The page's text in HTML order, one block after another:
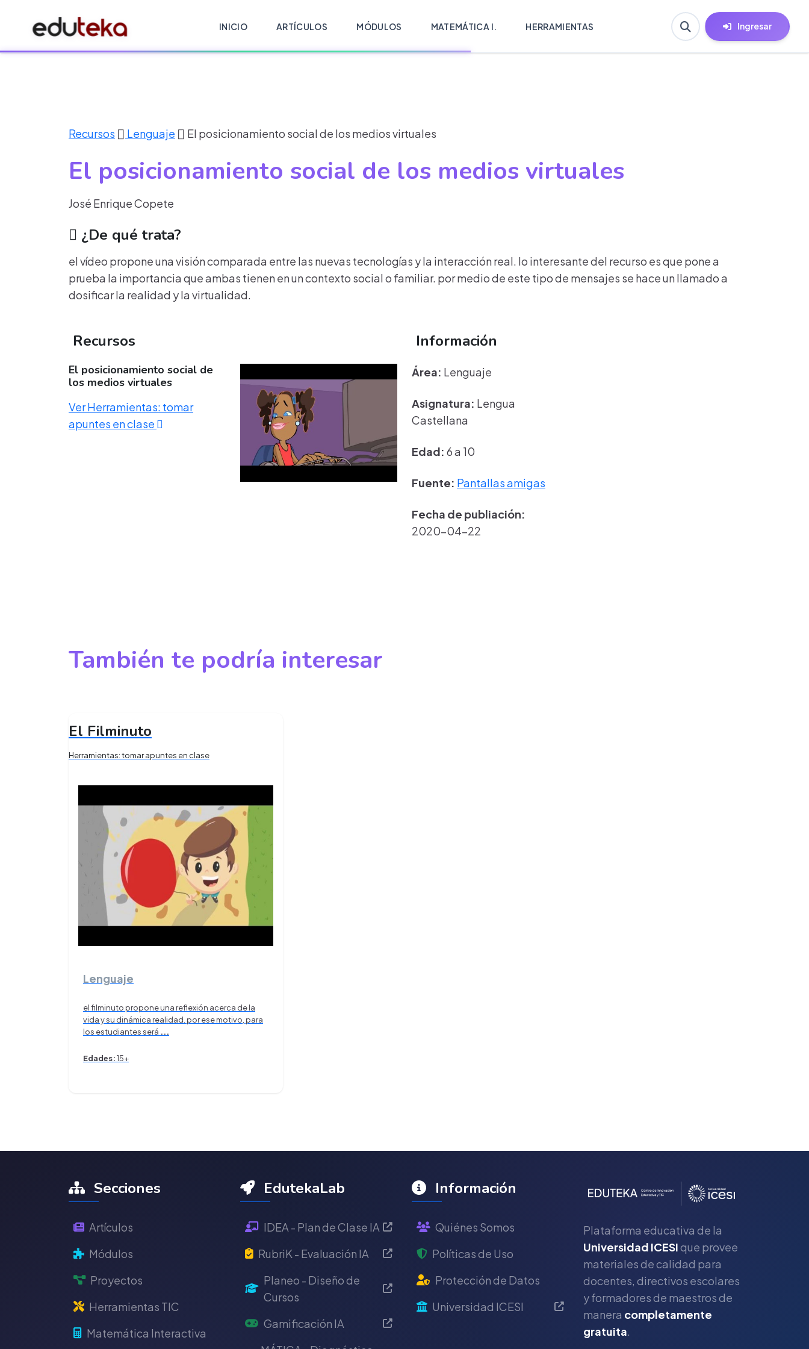
INICIO ARTÍCULOS MÓDULOS MATEMÁTICA I. HERRAMIENTAS Ingresar
Recursos Lenguaje El posicionamiento social de los medios virtuales
El posicionamiento social de los medios virtuales
José Enrique Copete
¿De qué trata?
el vídeo propone una visión comparada entre las nuevas tecnologías y la interacción real. lo interesante del recurso es que pone a
prueba la importancia que ambas tienen en un contexto social o familiar. por medio de este tipo de mensajes se hace un llamado a
dosificar la realidad y la virtualidad.
Recursos
El posicionamiento social de
los medios virtuales
Ver Herramientas: tomar
apuntes en clase
Información
Área: Lenguaje
Asignatura: Lengua
Castellana
Edad: 6 a 10
Fuente: Pantallas amigas
Fecha de publiación:
2020-04-22
También te podría interesar
El Filminuto
Herramientas: tomar apuntes en clase
Lenguaje
el filminuto propone una reflexión acerca de la
vida y su dinámica realidad. por ese motivo, para
los estudiantes será ...
Edades:15+
Secciones
Artículos
Módulos
Proyectos
Herramientas TIC
Matemática Interactiva
EdutekaLab
IDEA - Plan de Clase IA
RubriK - Evaluación IA
Planeo - Diseño de
Cursos
Gamificación IA
Información
Quiénes Somos
Políticas de Uso
Protección de Datos
Universidad ICESI
Plataforma educativa de la
Universidad ICESIque provee
materiales de calidad para
docentes, directivos escolares
y formadores de maestros de
manera completamente
gratuita.